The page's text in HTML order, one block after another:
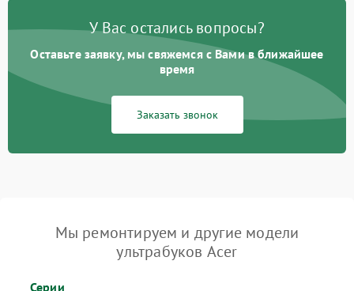
У Вас остались вопросы?
Оставьте заявку, мы свяжемся с Вами в ближайшее
время
Заказать звонок
Мы ремонтируем и другие модели
ультрабуков Acer
Серии